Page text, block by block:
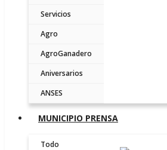
Servicios
Agro
AgroGanadero
Aniversarios
ANSES
MUNICIPIO PRENSA
Todo